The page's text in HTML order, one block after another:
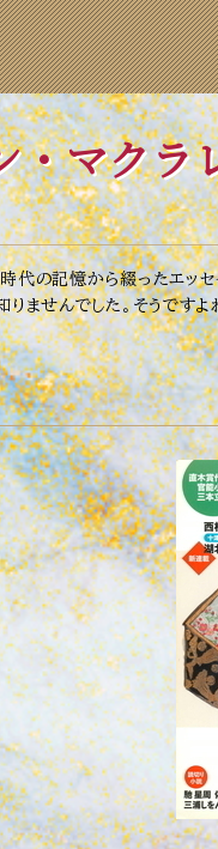
・マクラ
の記憶から綴ったエッセ
りませんでした。そうです